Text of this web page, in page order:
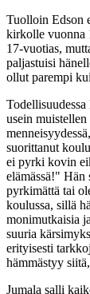
Tuolloin Edson
kirkolle vuonna
17-vuotias,
paljastuisi
ollut parempi
usein
suorittanut
ei pyrki kovin
elämässä!" Hän
pyrkimättä tai
koulussa, sillä
monimutkaisia
suuria
erityisesti
hämmästyy
Jumala salli